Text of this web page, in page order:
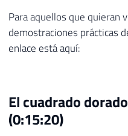
Para aquellos que quieran
demostraciones prácticas
enlace está aquí:
El cuadrado
(0:15:20)